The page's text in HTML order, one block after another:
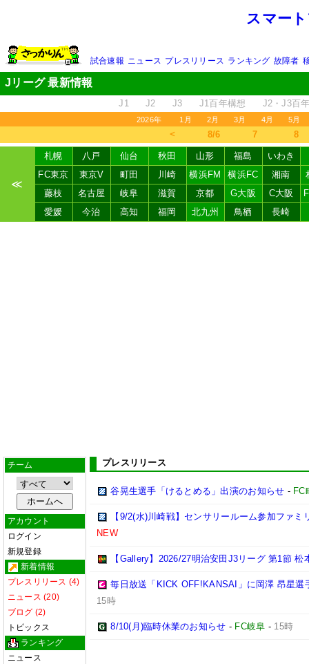
スマー
試合速報 ニュース プレスリリース ランキング 故障者
Jリーグ 最新情報
J1 J2 J3 J1百年構想 J2・J3百
2026年 1月 2月 3月 4月 5月
＜ 8/6 7 8
≪
札幌 八戸 仙台 秋田 山形 福島
いわき
FC東京
東京V 町田 川崎 横浜FM 横浜FC 湘南
藤枝
名古屋 岐阜 滋賀 京都 G大阪 C大阪
愛媛
今治 高知 福岡 北九州 鳥栖 長崎
チーム
アカウント
ログイン
新規登録
新着情報
プレスリリース (4)
ニュース (20)
ブログ (2)
トピックス
ランキング
ニュース
プレスリリース
谷晃生選手「けるとめる」出演のお知らせ - FC
【9/2(水)川崎戦】センサリールーム参加ファミ
NEW
【Gallery】2026/27明治安田J3リーグ 第1節 松
毎日放送「KICK OFF!KANSAI」に岡澤 昂星選
15時
8/10(月)臨時休業のお知らせ - FC岐阜 - 15時